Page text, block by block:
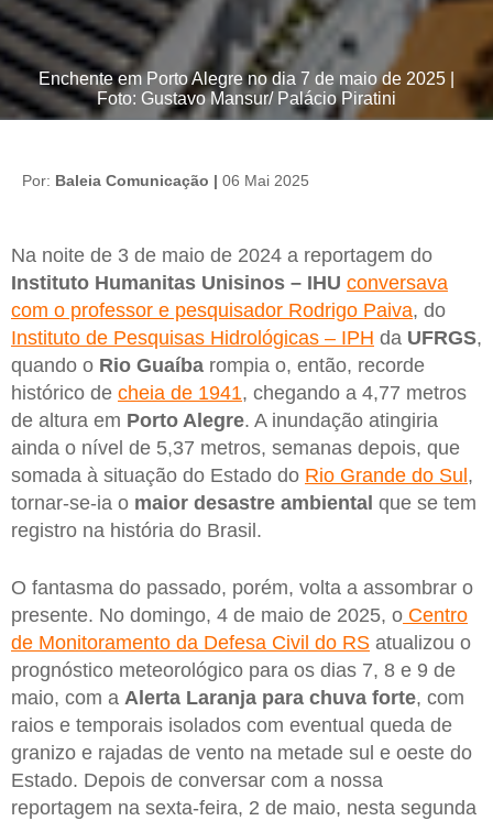
Enchente em Porto Alegre no dia 7 de maio de 2025 |
Foto: Gustavo Mansur/ Palácio Piratini
Por: Baleia Comunicação | 06 Mai 2025
Na noite de 3 de maio de 2024 a reportagem do
Instituto Humanitas Unisinos – IHU conversava
com o professor e pesquisador Rodrigo Paiva, do
Instituto de Pesquisas Hidrológicas – IPH da UFRGS,
quando o Rio Guaíba rompia o, então, recorde
histórico de cheia de 1941, chegando a 4,77 metros
de altura em Porto Alegre. A inundação atingiria
ainda o nível de 5,37 metros, semanas depois, que
somada à situação do Estado do Rio Grande do Sul ,
tornar-se-ia o maior desastre ambiental que se tem
registro na história do Brasil.
O fantasma do passado, porém, volta a assombrar o
presente. No domingo, 4 de maio de 2025, o Centro
de Monitoramento da Defesa Civil do RS atualizou o
prognóstico meteorológico para os dias 7, 8 e 9 de
maio, com a Alerta Laranja para chuva forte, com
raios e temporais isolados com eventual queda de
granizo e rajadas de vento na metade sul e oeste do
Estado. Depois de conversar com a nossa
reportagem na sexta-feira, 2 de maio, nesta segunda